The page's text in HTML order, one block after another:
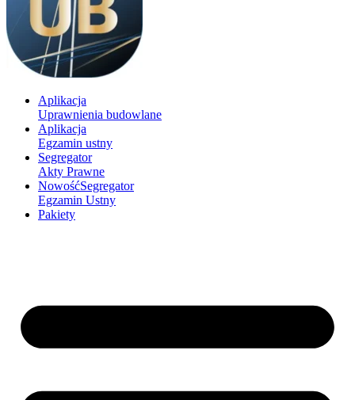
Aplikacja
Uprawnienia budowlane
Aplikacja
Egzamin ustny
Segregator
Akty Prawne
NowośćSegregator
Egzamin Ustny
Pakiety